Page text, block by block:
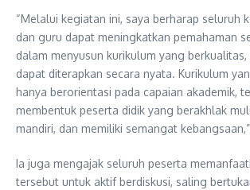
“Melalui kegiatan ini, saya berharap seluruh
dan guru dapat meningkatkan pemahaman
dalam menyusun kurikulum yang berkualitas,
dapat diterapkan secara nyata. Kurikulum
hanya berorientasi pada capaian akademik,
membentuk peserta didik yang berakhlak
mandiri, dan memiliki semangat
Ia juga mengajak seluruh peserta
tersebut untuk aktif berdiskusi, saling